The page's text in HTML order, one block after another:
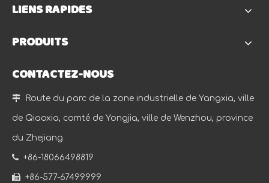
LIENS RAPIDES
PRODUITS
CONTACTEZ-NOUS
 Route du parc de la zone industrielle de Yangxia, ville
de Qiaoxia, comté de Yongjia, ville de Wenzhou, province
du Zhejiang
 +86-18066498819
 +86-577-67499999